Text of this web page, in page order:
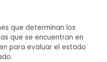
que determinan los
que se encuentran en
para evaluar el estado